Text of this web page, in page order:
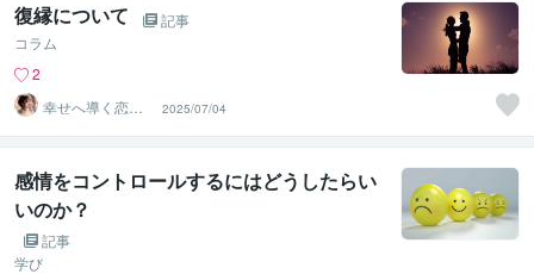
復縁について
記事
コラム
2
幸せへ導く恋愛
占い心理カウン
セラー杏美
2025/07/04
感情をコントロールするにはどうしたらい
いのか？
記事
学び